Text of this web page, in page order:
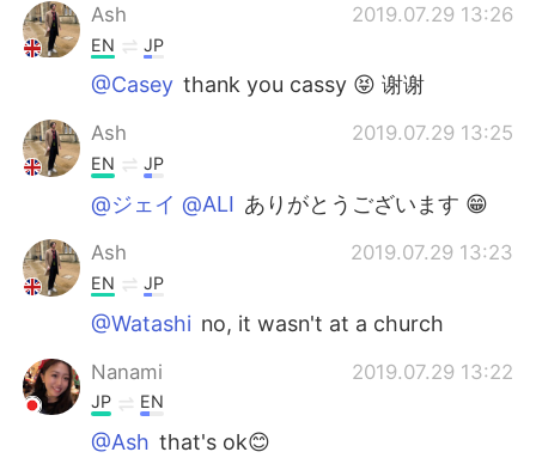
Ash 2019.07.29 13:26
EN JP
@Casey thank you cassy 😝 谢谢
Ash 2019.07.29 13:25
EN JP
@ジェイ @ALI ありがとうございます 😁
Ash 2019.07.29 13:23
EN JP
@Watashi no, it wasn't at a church
Nanami 2019.07.29 13:22
JP EN
@Ash that's ok😊